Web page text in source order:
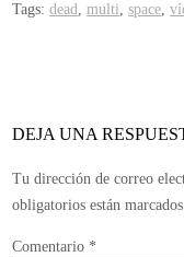
Multi
Tags:dead,multi,space,
DEJA UNA
Tu dirección de correo
obligatorios están
Comentario *